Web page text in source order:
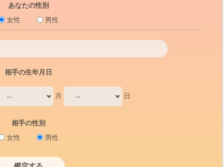
あなたの性別
女性 男性
相手の生年月日
月 日
相手の性別
女性 男性